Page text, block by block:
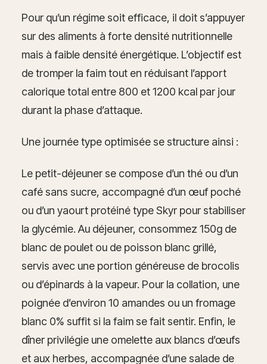
Pour qu’un régime soit efficace, il doit s’appuyer
sur des aliments à forte densité nutritionnelle
mais à faible densité énergétique. L’objectif est
de tromper la faim tout en réduisant l’apport
calorique total entre 800 et 1200 kcal par jour
durant la phase d’attaque.
Une journée type optimisée se structure ainsi :
Le petit-déjeuner se compose d’un thé ou d’un
café sans sucre, accompagné d’un œuf poché
ou d’un yaourt protéiné type Skyr pour stabiliser
la glycémie. Au déjeuner, consommez 150g de
blanc de poulet ou de poisson blanc grillé,
servis avec une portion généreuse de brocolis
ou d’épinards à la vapeur. Pour la collation, une
poignée d’environ 10 amandes ou un fromage
blanc 0% suffit si la faim se fait sentir. Enfin, le
dîner privilégie une omelette aux blancs d’œufs
et aux herbes, accompagnée d’une salade de